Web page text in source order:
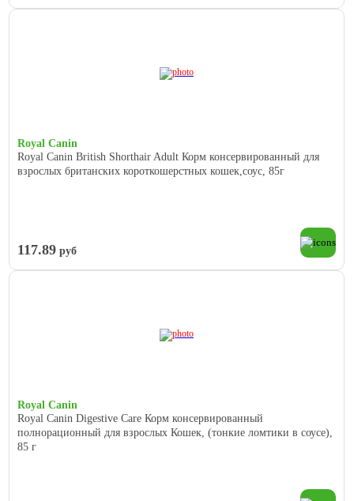
Royal Canin
Royal Canin British Shorthair Adult Корм консервированный для
взрослых британских короткошерстных кошек,соус, 85г
117.89 руб
Royal Canin
Royal Canin Digestive Care Корм консервированный
полнорационный для взрослых Кошек, (тонкие ломтики в соусе),
85 г